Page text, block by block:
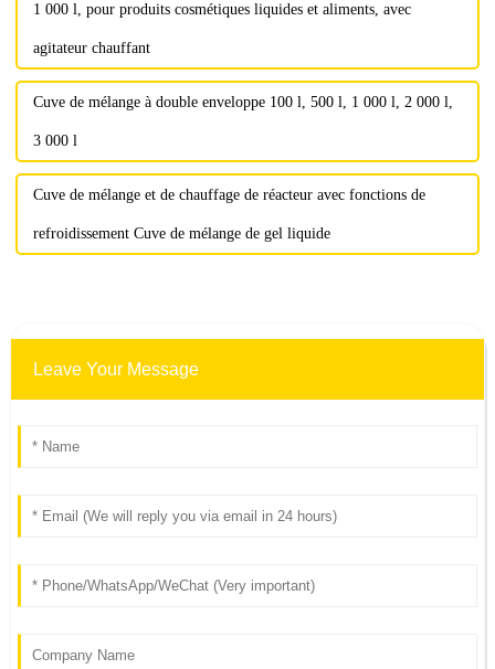
1 000 l, pour produits cosmétiques liquides et aliments, avec
agitateur chauffant
Cuve de mélange à double enveloppe 100 l, 500 l, 1 000 l, 2 000 l,
3 000 l
Cuve de mélange et de chauffage de réacteur avec fonctions de
refroidissement Cuve de mélange de gel liquide
Leave Your Message